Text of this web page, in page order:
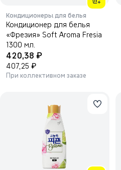
Кондиционеры для белья
Кондиционер для белья
«Фрезия» Soft Aroma Fresia
1300 мл.
420,38 ₽
407,25 ₽
При коллективном заказе